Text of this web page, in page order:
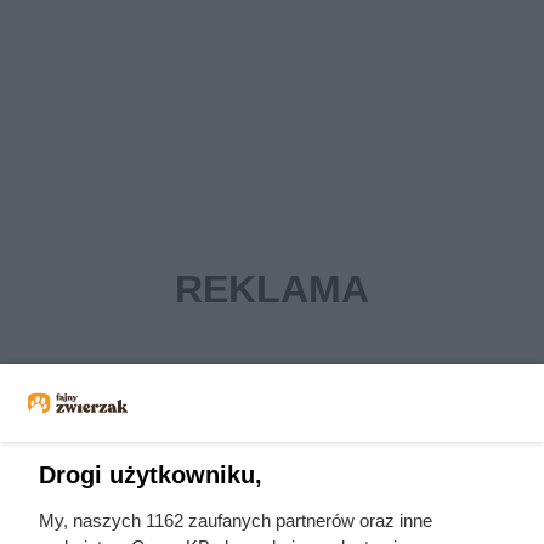
Drogi użytkowniku,
My, naszych 1162 zaufanych partnerów oraz inne